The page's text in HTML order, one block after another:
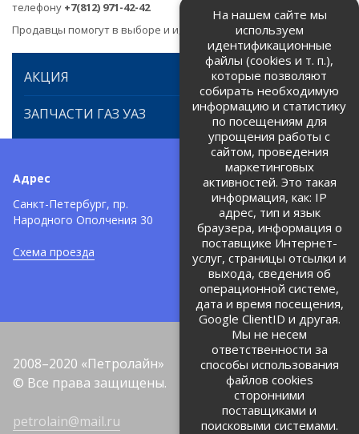
телефону +7(812) 971-42-42
Продавцы помогут в выборе и идентификации товара.
АКЦИЯ
ЗАПЧАСТИ ГАЗ УАЗ
Адрес
Санкт-Петербург, пр.
Народного Ополчения 30
Схема проезда
Телефоны:
+7 (812) 971-42-42
Политика об обработке и
защите персональных данных
Соглашение на обработку
персональных данных
2008–2020 «Петролайн»
© Все права защищены.
petrolain@mail.ru
На нашем сайте мы
используем
идентификационные
файлы (cookies и т. п.),
которые позволяют
собирать необходимую
информацию и статистику
по посещениям для
упрощения работы с
сайтом, проведения
маркетинговых
активностей. Это такая
информация, как: IP
адрес, тип и язык
браузера, информация о
поставщике Интернет-
услуг, страницы отсылки и
выхода, сведения об
операционной системе,
дата и время посещения,
Google ClientID и другая.
Мы не несем
ответственности за
способы использования
файлов cookies
сторонними
поставщиками и
поисковыми системами.